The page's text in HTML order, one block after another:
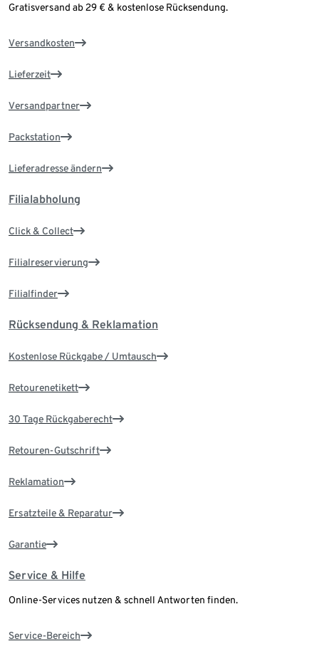
Gratisversand ab 29 € & kostenlose Rücksendung.
Versandkosten
Lieferzeit
Versandpartner
Packstation
Lieferadresse ändern
Filialabholung
Click & Collect
Filialreservierung
Filialfinder
Rücksendung & Reklamation
Kostenlose Rückgabe / Umtausch
Retourenetikett
30 Tage Rückgaberecht
Retouren-Gutschrift
Reklamation
Ersatzteile & Reparatur
Garantie
Service & Hilfe
Online-Services nutzen & schnell Antworten finden.
Service-Bereich